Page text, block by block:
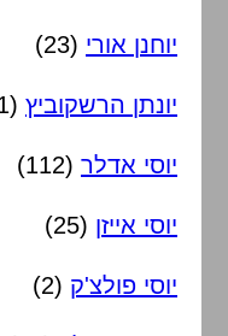
יוחנן אורי (23)
יונתן הרשקוביץ (1)
יוסי אדלר (112)
יוסי אייזן (25)
יוסי פולצ'ק (2)